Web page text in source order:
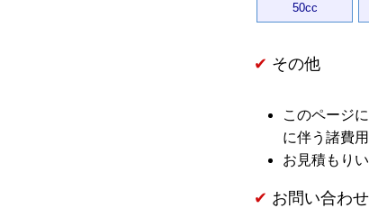
50cc
その他
このページ
に伴う諸費
お見積もり
お問い合わせ